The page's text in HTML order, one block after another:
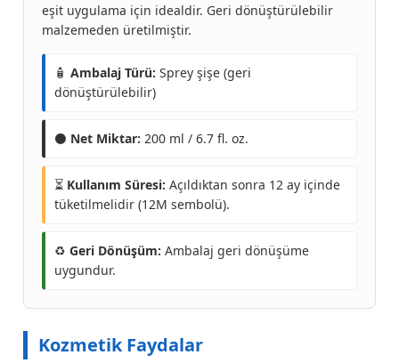
eşit uygulama için idealdir. Geri dönüştürülebilir
malzemeden üretilmiştir.
🧴 Ambalaj Türü: Sprey şişe (geri
dönüştürülebilir)
⚫ Net Miktar: 200 ml / 6.7 fl. oz.
⏳ Kullanım Süresi: Açıldıktan sonra 12 ay içinde
tüketilmelidir (12M sembolü).
♻️ Geri Dönüşüm: Ambalaj geri dönüşüme
uygundur.
Kozmetik Faydalar